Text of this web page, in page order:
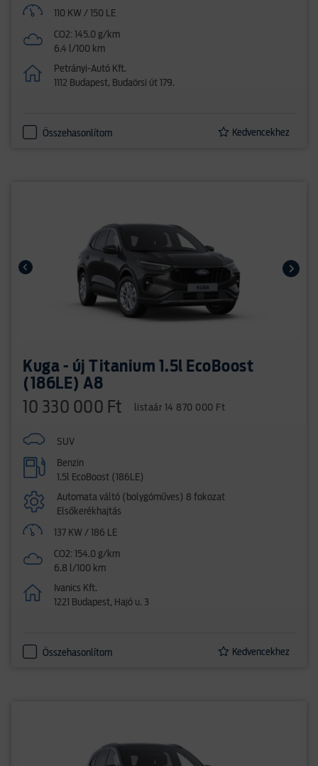
110 KW / 150 LE
CO2: 145.0 g/km
6.4 l/100 km
Petrányi-Autó Kft.
1112 Budapest, Budaörsi út 179.
Összehasonlítom Kedvencekhez
Kuga - új Titanium 1.5l EcoBoost
(186LE) A8
10 330 000 Ft listaár 14 870 000 Ft
SUV
Benzin
1.5l EcoBoost (186LE)
Automata váltó (bolygóműves) 8 fokozat
Elsőkerékhajtás
137 KW / 186 LE
CO2: 154.0 g/km
6.8 l/100 km
Ivanics Kft.
1221 Budapest, Hajó u. 3
Összehasonlítom Kedvencekhez